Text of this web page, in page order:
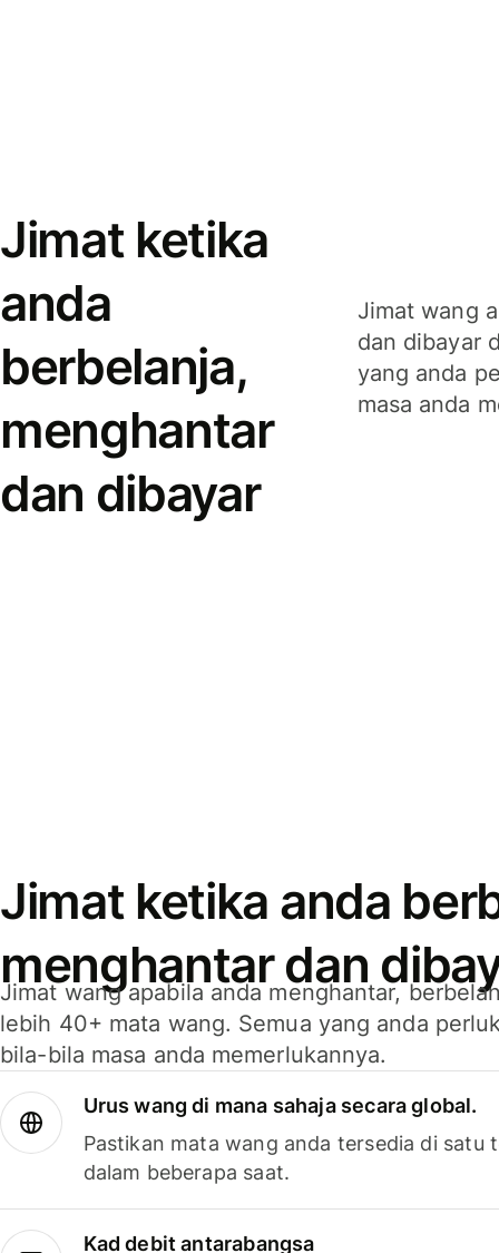
Jimat ketika
anda
berbelanja,
menghantar
dan dibayar
Jimat wang
dan dibayar
yang anda
masa anda
Jimat ketika anda
menghantar dan
Jimat wang apabila anda menghantar,
lebih 40+ mata wang. Semua yang anda
bila-bila masa anda memerlukannya.
Urus wang di mana sahaja secara global.
Pastikan mata wang anda tersedia di satu
dalam beberapa saat.
Kad debit antarabangsa